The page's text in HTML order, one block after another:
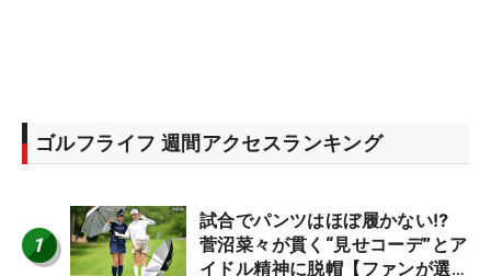
ゴルフライフ 週間アクセスランキング
1
試合でパンツはほぼ履かない⁉
菅沼菜々が貫く“見せコーデ”とア
イドル精神に脱帽【ファンが選ぶ